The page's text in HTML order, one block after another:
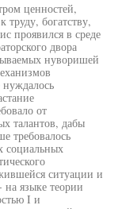
ценностей,
богатству,
проявился в среде
двора
нуворишей
нуждалось
от
талантов, дабы
требовалось
социальных
ситуации и
языке теории
I и